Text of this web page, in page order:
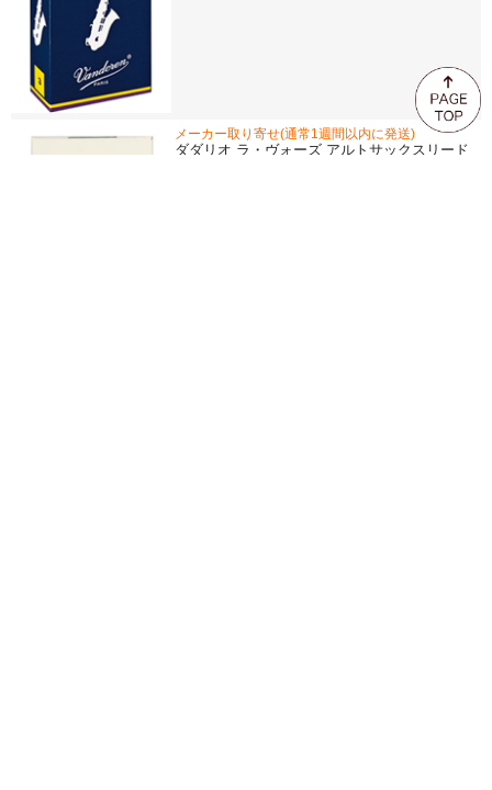
メーカー取り寄せ(通常1週間以内に発送)
ダダリオ ラ・ヴォーズ アルトサックスリード